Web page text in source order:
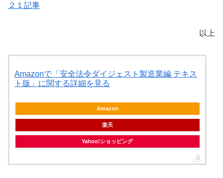
２１記事
以上
Amazonで「安全法令ダイジェスト製造業編 テキス
ト版」に関する詳細を見る
Amazon
楽天
Yahoo!ショッピング